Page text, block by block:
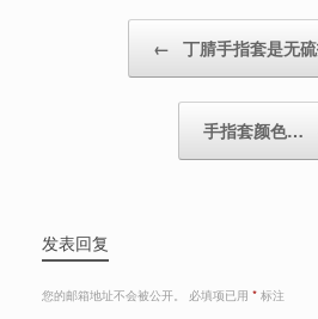
← 丁腈手指套是无
手指套颜色…
发表回复
您的邮箱地址不会被公开。 必填项已用 * 标注